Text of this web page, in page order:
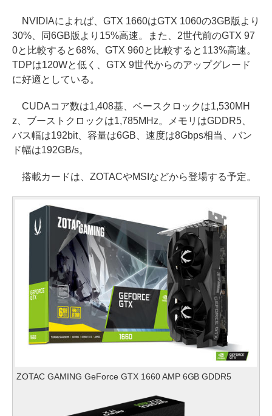
NVIDIAによれば、GTX 1660はGTX 1060の3GB版より
30%、同6GB版より15%高速。また、2世代前のGTX 97
0と比較すると68%、GTX 960と比較すると113%高速。
TDPは120Wと低く、GTX 9世代からのアップグレード
に好適としている。
CUDAコア数は1,408基、ベースクロックは1,530MH
z、ブーストクロックは1,785MHz。メモリはGDDR5、
バス幅は192bit、容量は6GB、速度は8Gbps相当、バン
ド幅は192GB/s。
搭載カードは、ZOTACやMSIなどから登場する予定。
ZOTAC GAMING GeForce GTX 1660 AMP 6GB GDDR5